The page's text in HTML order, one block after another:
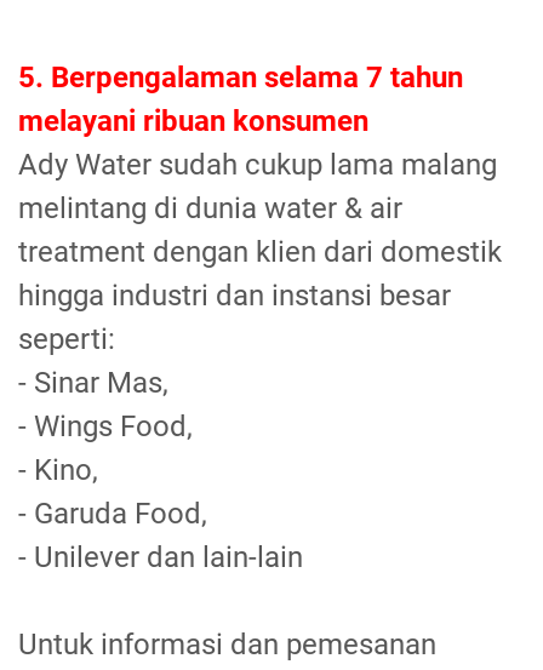
5. Berpengalaman selama 7 tahun
melayani ribuan konsumen
Ady Water sudah cukup lama malang
melintang di dunia water & air
treatment dengan klien dari domestik
hingga industri dan instansi besar
seperti:
- Sinar Mas,
- Wings Food,
- Kino,
- Garuda Food,
- Unilever dan lain-lain
Untuk informasi dan pemesanan